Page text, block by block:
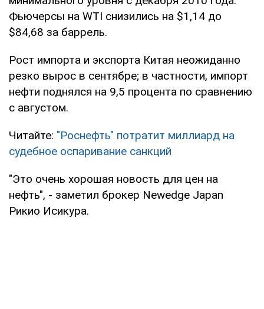
Фьючерсы на WTI снизились на $1,14 до
$84,68 за баррель.
Рост импорта и экспорта Китая неожиданно
резко вырос в сентябре; в частности, импорт
нефти поднялся на 9,5 процента по сравнению
с августом.
Читайте: "Роснефть" потратит миллиард на
судебное оспаривание санкций
"Это очень хорошая новость для цен на
нефть", - заметил брокер Newedge Japan
Рикио Исикура.